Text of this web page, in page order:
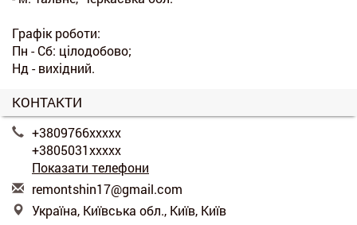
Графік роботи:
Пн - Сб: цілодобово;
Нд - вихідний.
КОНТАКТИ
+3809766xxxxx
+3805031xxxxx
Показати телефони
remontshin17@gmail.com
Україна, Київська обл., Київ, Київ